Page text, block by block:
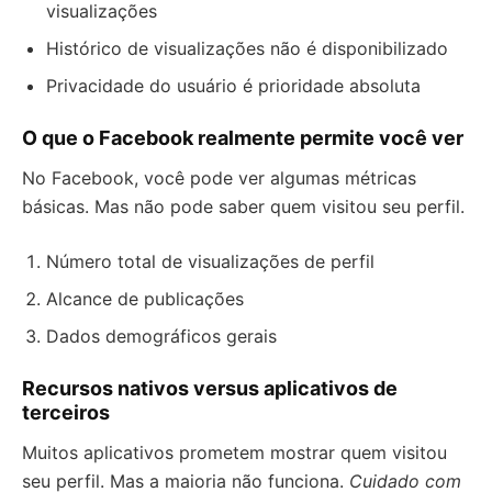
visualizações
Histórico de visualizações não é disponibilizado
Privacidade do usuário é prioridade absoluta
O que o Facebook realmente permite você ver
No Facebook, você pode ver algumas métricas
básicas. Mas não pode saber quem visitou seu perfil.
Número total de visualizações de perfil
Alcance de publicações
Dados demográficos gerais
Recursos nativos versus aplicativos de
terceiros
Muitos aplicativos prometem mostrar quem visitou
seu perfil. Mas a maioria não funciona. Cuidado com